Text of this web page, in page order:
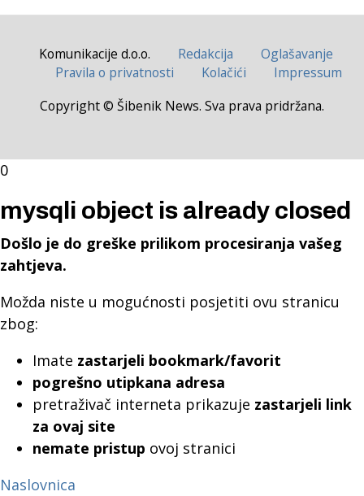
Komunikacije d.o.o. Redakcija
Oglašavanje
Pravila o privatnosti
Kolačići
Impressum
Copyright © Šibenik News. Sva prava pridržana.
0
mysqli object is already closed
Došlo je do greške prilikom procesiranja vašeg
zahtjeva.
Možda niste u mogućnosti posjetiti ovu stranicu
zbog:
Imate zastarjeli bookmark/favorit
pogrešno utipkana adresa
pretraživač interneta prikazuje zastarjeli link
za ovaj site
nemate pristup ovoj stranici
Naslovnica